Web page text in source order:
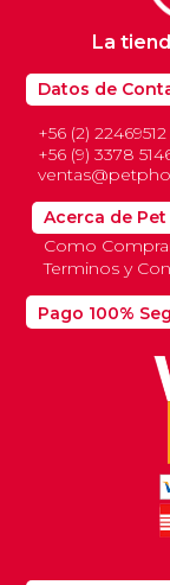
Pago 100%
Datos de
+56 (2) 22469512
+56 (9) 3378
La
Acerca de
Como
Terminos y